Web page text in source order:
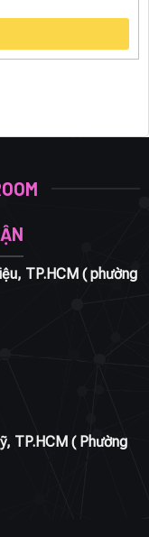
TP.HCM ( phường
TP.HCM ( Phường